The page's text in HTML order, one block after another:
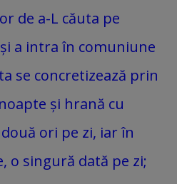
de a-L căuta pe
a intra în comuniune
se concretizează prin
și hrană cu
ori pe zi, iar în
o singură dată pe zi;